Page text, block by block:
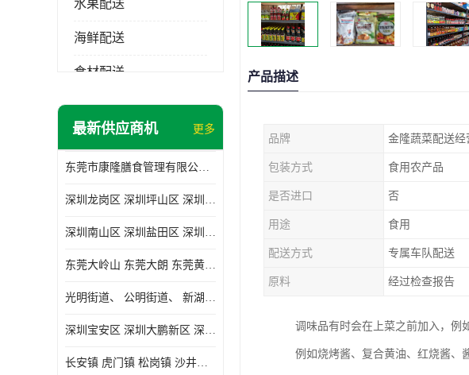
水果配送
海鲜配送
食材配送
最新供应商机 更多
东莞市康隆膳食管理有限公司主要经营蔬菜配送 东莞食堂承包 光明蔬菜配送 深圳市食堂承包 深圳市蔬菜配送等业务 欢迎咨询了解
深圳龙岗区 深圳坪山区 深圳光明区 深圳龙华区
深圳南山区 深圳盐田区 深圳福田区 深圳罗湖区 深圳龙岗区
东莞大岭山 东莞大朗 东莞黄江 东莞樟木头 蔬菜配送
光明街道、 公明街道、 新湖街道、
深圳宝安区 深圳大鹏新区 深圳特别合作区
长安镇 虎门镇 松岗镇 沙井镇 公明镇 莞城街道 南城街道 东城街道 万江街道 石碣镇 石龙镇 茶山镇 石排镇 企石镇 横沥镇
产品描述
品牌 金隆蔬菜配送经
包装方式 食用农产品
是否进口 否
用途 食用
配送方式 专属车队配送
原料 经过检查报告
调味品有时会在上菜之前加入，例
例如烧烤酱、复合黄油、红烧酱、